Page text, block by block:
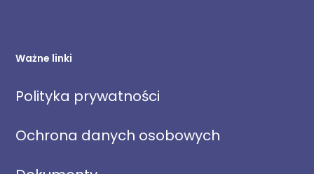
Ważne linki
Polityka prywatności
Ochrona danych osobowych